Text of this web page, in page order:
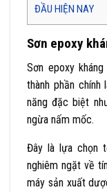
ĐẦU HIỆN NAY
Sơn epoxy
Sơn epoxy
thành phần
năng đặc biệt
ngừa nấm mốc.
Đây là lựa chọn
nghiêm ngặt về
máy sản xuất